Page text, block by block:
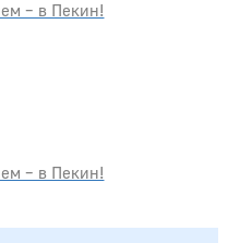
– в Пекин!
– в Пекин!